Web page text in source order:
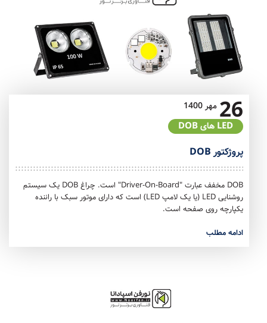
26مهر 1400
LED های DOB
پروژکتور DOB
DOB مخفف عبارت "Driver-On-Board" است. چراغ DOB یک سیستم
روشنایی LED (یا یک لامپ LED) است که دارای موتور سبک با راننده
یکپارچه روی صفحه است.
ادامه مطلب